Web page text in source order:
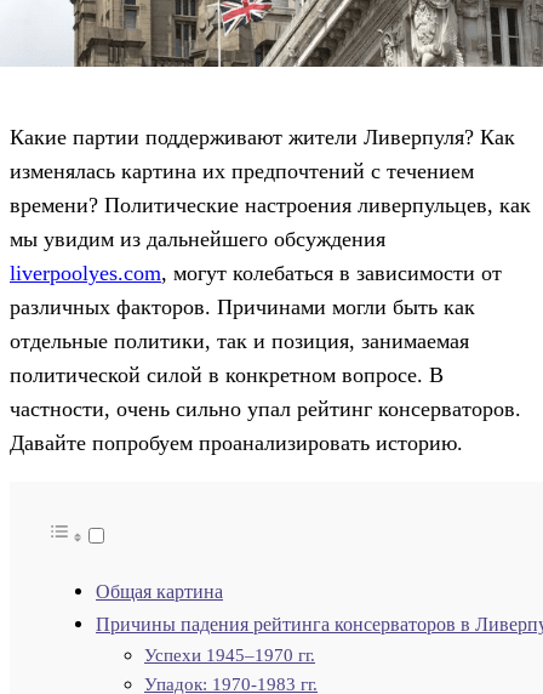
Какие партии поддерживают жители Ливерпуля? Как
изменялась картина их предпочтений с течением
времени? Политические настроения ливерпульцев, как
мы увидим из дальнейшего обсуждения
liverpoolyes.com, могут колебаться в зависимости от
различных факторов. Причинами могли быть как
отдельные политики, так и позиция, занимаемая
политической силой в конкретном вопросе. В
частности, очень сильно упал рейтинг консерваторов.
Давайте попробуем проанализировать историю.
Общая картина
Причины падения рейтинга консерваторов в
Успехи 1945–1970 гг.
Упадок: 1970-1983 гг.